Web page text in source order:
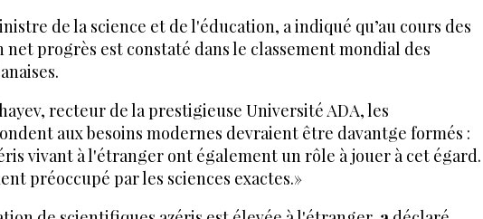
de la science et de l'éducation, a indiqué qu’au cours des
net progrès est constaté dans le classement mondial des
recteur de la prestigieuse Université ADA, les
aux besoins modernes devraient être davantge formés :
vivant à l'étranger ont également un rôle à jouer à cet égard.
préoccupé par les sciences exactes.»